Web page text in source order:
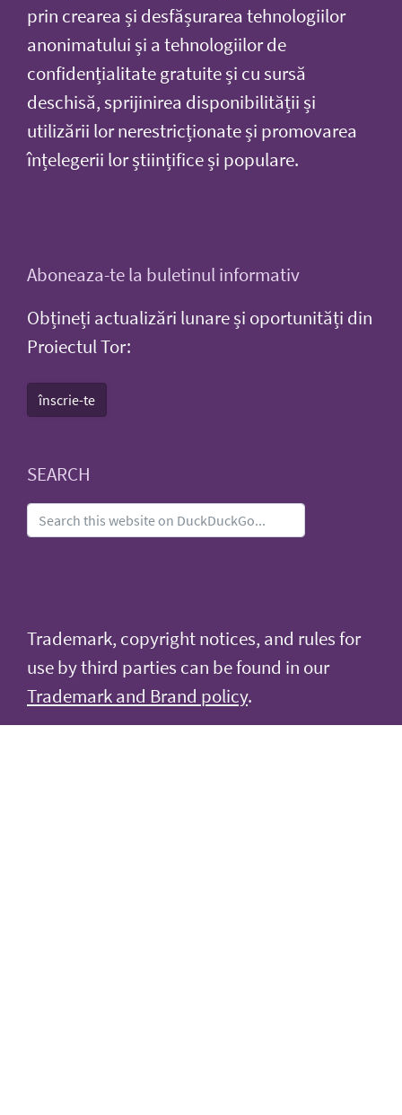
prin crearea și desfășurarea tehnologiilor
anonimatului și a tehnologiilor de
confidențialitate gratuite și cu sursă
deschisă, sprijinirea disponibilității și
utilizării lor nerestricționate și promovarea
înțelegerii lor științifice și populare.
Aboneaza-te la buletinul informativ
Obțineți actualizări lunare și oportunități din
Proiectul Tor:
înscrie-te
SEARCH
Trademark, copyright notices, and rules for
use by third parties can be found in our
Trademark and Brand policy.